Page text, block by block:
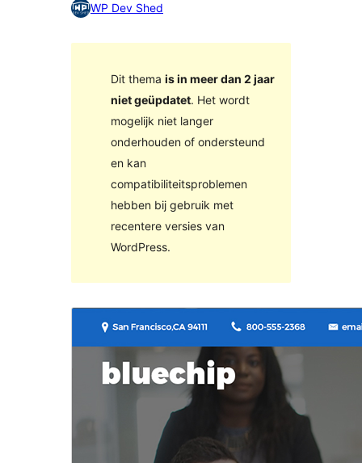
WP Dev Shed
Dit thema is in meer dan 2 jaar
niet geüpdatet. Het wordt
mogelijk niet langer
onderhouden of ondersteund
en kan
compatibiliteitsproblemen
hebben bij gebruik met
recentere versies van
WordPress.